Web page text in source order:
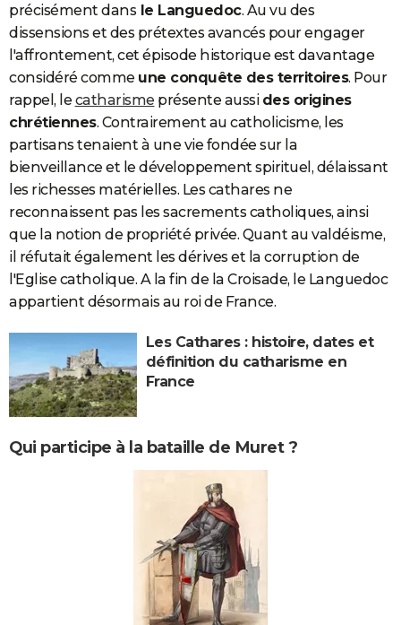
précisément dansle Languedoc. Au vu des
dissensions et des prétextes avancés pour engager
l'affrontement, cet épisode historique est davantage
considéré comme une conquête des territoires. Pour
rappel, le catharisme présente aussi des origines
chrétiennes. Contrairement au catholicisme, les
partisans tenaient à une vie fondée sur la
bienveillance et le développement spirituel, délaissant
les richesses matérielles. Les cathares ne
reconnaissent pas les sacrements catholiques, ainsi
que la notion de propriété privée. Quant au valdéisme,
il réfutait également les dérives et la corruption de
l'Eglise catholique. A la fin de la Croisade, le Languedoc
appartient désormais au roi de France.
Les Cathares : histoire, dates et
définition du catharisme en
France
Qui participe à la bataille de Muret ?